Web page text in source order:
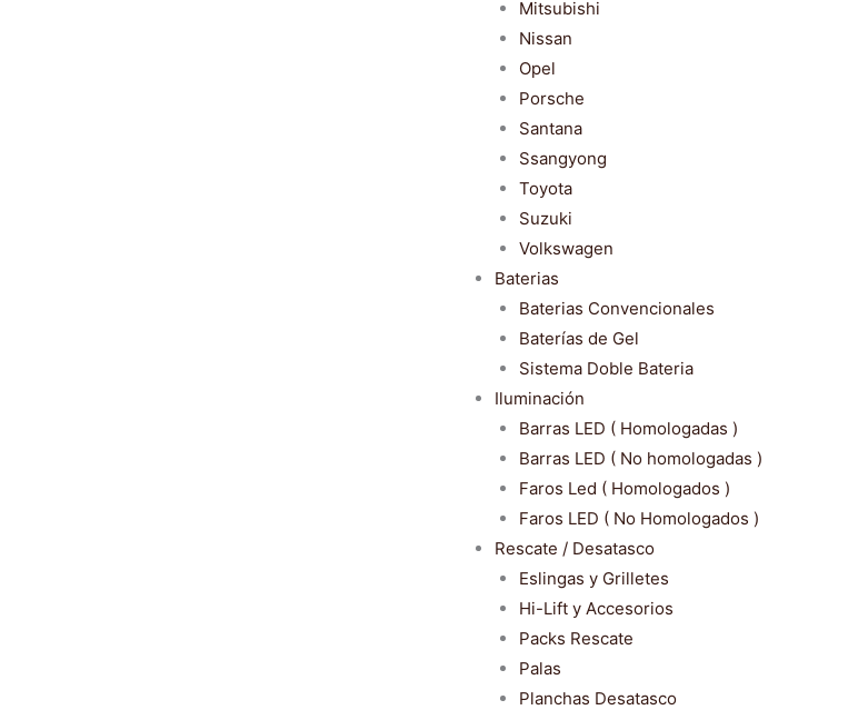
Mitsubishi
Nissan
Opel
Porsche
Santana
Ssangyong
Toyota
Suzuki
Volkswagen
Baterias
Baterias Convencionales
Baterías de Gel
Sistema Doble Bateria
Iluminación
Barras LED ( Homologadas )
Barras LED ( No homologadas )
Faros Led ( Homologados )
Faros LED ( No Homologados )
Rescate / Desatasco
Eslingas y Grilletes
Hi-Lift y Accesorios
Packs Rescate
Palas
Planchas Desatasco